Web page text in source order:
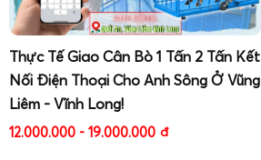
Thực Tế Giao Cân Bò 1 Tấn 2 Tấn Kết
Nối Điện Thoại Cho Anh Sông Ở Vũng
Liêm - Vĩnh Long!
12.000.000 - 19.000.000 đ